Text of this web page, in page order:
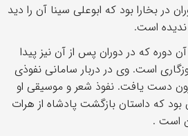
در بخارا بود که ابوعلی سینا آن را دید
است.
دوره که در دوران پس از آن نیز پیدا
است. وی در دربار سامانی نفوذی
دست یافت. نفوذ شعر و موسیقی او
بود که داستان بازگشت پادشاه از هرات
است .